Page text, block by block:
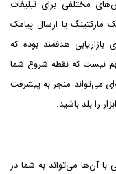
مختلفی برای تبلیغات
مارکتینگ یا ارسال پیامک
هدفمند بوده که
نیست که نقطه شروع شما
می‌تواند منجر به پیشرفت
را بلد باشید.
با آن‌ها می‌تواند به شما در